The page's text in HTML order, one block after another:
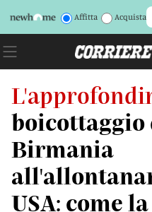
Affitta Acquista
boicottaggio
Birmania
USA: come